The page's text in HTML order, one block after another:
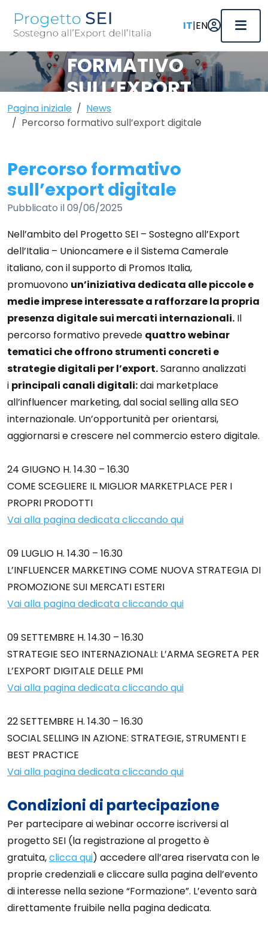
IT|EN
PERCORSO
FORMATIVO
SULL’EXPORT
DIGITALE
Pagina iniziale
News
Percorso formativo sull’export digitale
Percorso formativo
sull’export digitale
Pubblicato il 09/06/2025
Nell’ambito del Progetto SEI – Sostegno all’Export
dell’Italia – Unioncamere e il Sistema Camerale
italiano, con il supporto di Promos Italia,
promuovono un’iniziativa dedicata alle piccole e
medie imprese interessate a rafforzare la propria
presenza digitale sui mercati internazionali. Il
percorso formativo prevede quattro webinar
tematici che offrono strumenti concreti e
strategie digitali per l’export.Saranno analizzati
i principali canali digitali:dai marketplace
all’influencer marketing, dal social selling alla SEO
internazionale. Un’opportunità per orientarsi,
aggiornarsi e crescere nel commercio estero digitale.
24 GIUGNO H. 14.30 – 16.30
COME SCEGLIERE IL MIGLIOR MARKETPLACE PER I
PROPRI PRODOTTI
Vai alla pagina dedicata cliccando qui
09 LUGLIO H. 14.30 – 16.30
L’INFLUENCER MARKETING COME NUOVA STRATEGIA DI
PROMOZIONE SUI MERCATI ESTERI
Vai alla pagina dedicata cliccando qui
09 SETTEMBRE H. 14.30 – 16.30
STRATEGIE SEO INTERNAZIONALI: L’ARMA SEGRETA PER
L’EXPORT DIGITALE DELLE PMI
Vai alla pagina dedicata cliccando qui
22 SETTEMBRE H. 14.30 – 16.30
SOCIAL SELLING IN AZIONE: STRATEGIE, STRUMENTI E
BEST PRACTICE
Vai alla pagina dedicata cliccando qui
Condizioni di partecipazione
Per partecipare ai webinar occorre iscriversi al
progetto SEI (la registrazione al progetto è
gratuita,clicca qui) accedere all’area riservata con le
proprie credenziali e cliccare sulla pagina dell’evento
di interesse nella sezione “Formazione”. L’evento sarà
direttamente fruibile nella pagina dedicata.